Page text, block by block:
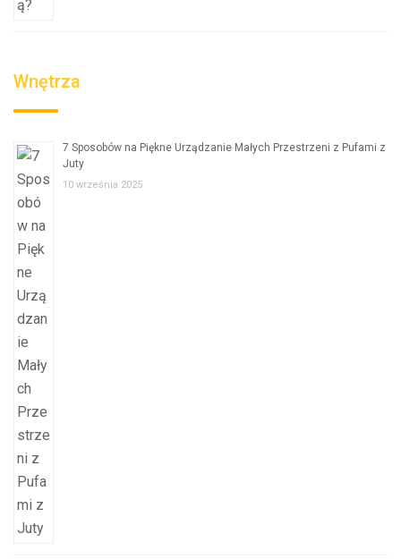
Wnętrza
7 Sposobów na Piękne Urządzanie Małych Przestrzeni z Pufami z
Juty
10 września 2025